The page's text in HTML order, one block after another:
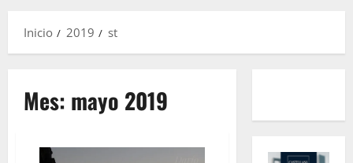
Inicio 2019 st
Mes: mayo 2019